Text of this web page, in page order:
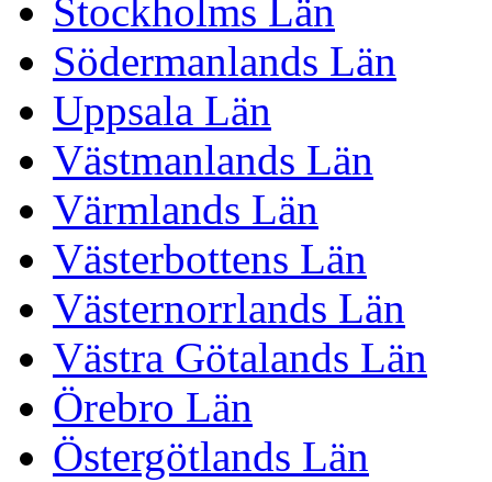
Stockholms Län
Södermanlands Län
Uppsala Län
Västmanlands Län
Värmlands Län
Västerbottens Län
Västernorrlands Län
Västra Götalands Län
Örebro Län
Östergötlands Län